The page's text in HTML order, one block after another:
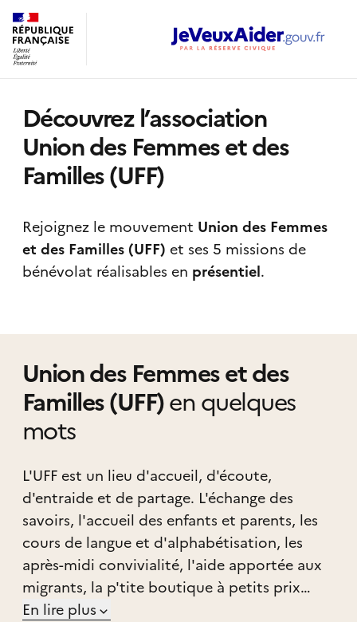
Découvrez l’association
Union des Femmes et des
Familles (UFF)
Rejoignez le mouvement Union des Femmes
et des Familles (UFF) et ses 5 missions de
bénévolat réalisables en présentiel.
Union des Femmes et des
Familles (UFF)en quelques
mots
L'UFF est un lieu d'accueil, d'écoute,
d'entraide et de partage. L'échange des
savoirs, l'accueil des enfants et parents, les
cours de langue et d'alphabétisation, les
après-midi convivialité, l'aide apportée aux
migrants, la p'tite boutique à petits prix
ouverte à tous, permettent à tous ceux qui
En lire plus